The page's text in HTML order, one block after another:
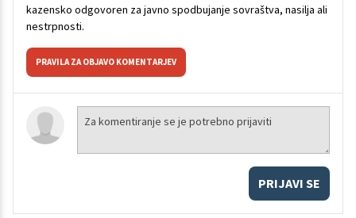
kazensko odgovoren za javno spodbujanje sovraštva, nasilja ali
nestrpnosti.
PRAVILA ZA OBJAVO KOMENTARJEV
PRIJAVI SE